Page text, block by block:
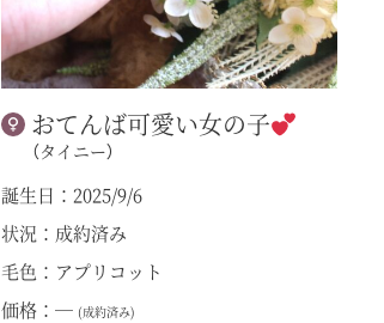
おてんば可愛い女の子
（タイニー）
誕生日：2025/9/6
状況：成約済み
毛色：アプリコット
価格：― (成約済み)